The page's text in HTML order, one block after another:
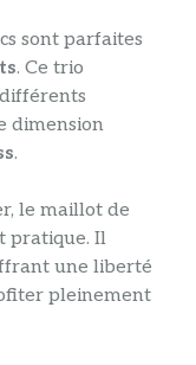
sont parfaites
. Ce trio
dimension
.
le maillot de
pratique. Il
une liberté
pleinement